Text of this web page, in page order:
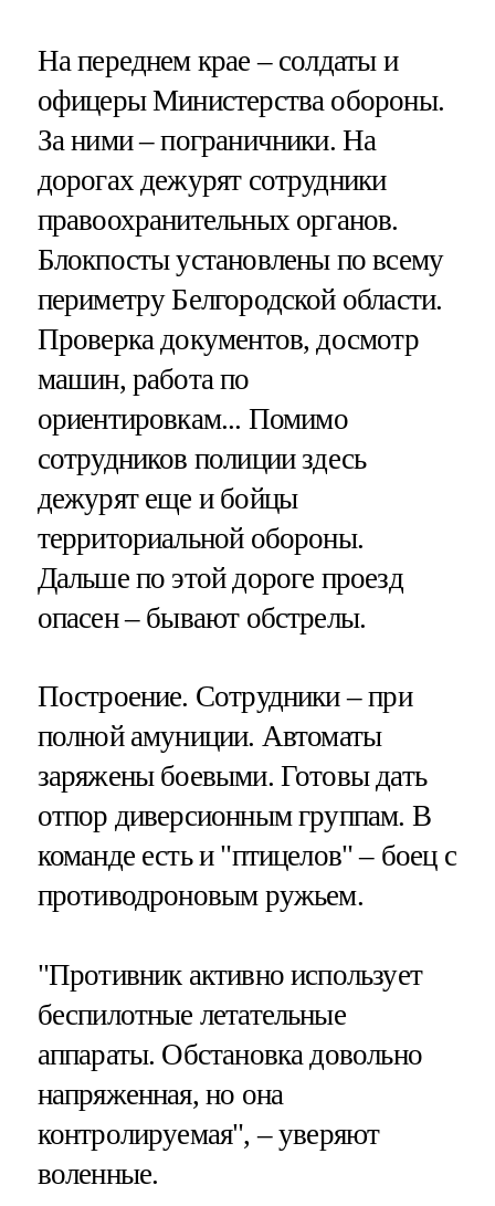
На переднем крае – солдаты и
офицеры Министерства обороны.
За ними – пограничники. На
дорогах дежурят сотрудники
правоохранительных органов.
Блокпосты установлены по всему
периметру Белгородской области.
Проверка документов, досмотр
машин, работа по
ориентировкам... Помимо
сотрудников полиции здесь
дежурят еще и бойцы
территориальной обороны.
Дальше по этой дороге проезд
опасен – бывают обстрелы.
Построение. Сотрудники – при
полной амуниции. Автоматы
заряжены боевыми. Готовы дать
отпор диверсионным группам. В
команде есть и "птицелов" – боец с
противодроновым ружьем.
"Противник активно использует
беспилотные летательные
аппараты. Обстановка довольно
напряженная, но она
контролируемая", – уверяют
воленные.